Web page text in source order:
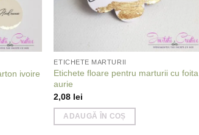
ivoire
ETICHETE MARTURII
Etichete floare pentru marturii cu foita
aurie
2,08 lei
ADAUGĂ ÎN COȘ